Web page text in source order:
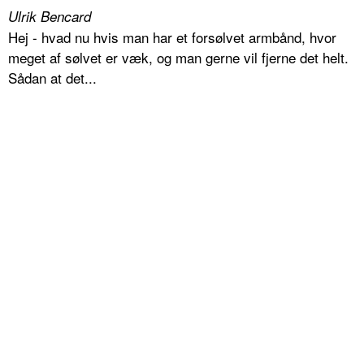
Ulrik Bencard
Hej - hvad nu hvis man har et forsølvet armbånd, hvor
meget af sølvet er væk, og man gerne vil fjerne det helt.
Sådan at det...